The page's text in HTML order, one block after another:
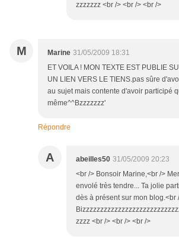
zzzzzzz <br /> <br /> <br />
M Marine 31/05/2009 18:31
ET VOILA ! MON TEXTE EST PUBLIE
UN LIEN VERS LE TIENS.pas sûre
au sujet mais contente d'avoir participé
même^^Bzzzzzzz'
Répondre
A abeilles50 31/05/2009 20:23
<br /> Bonsoir Marine,<br />
envolé très tendre... Ta jolie
dès à présent sur mon blog.<br
zzzz <br /> <br /> <br />